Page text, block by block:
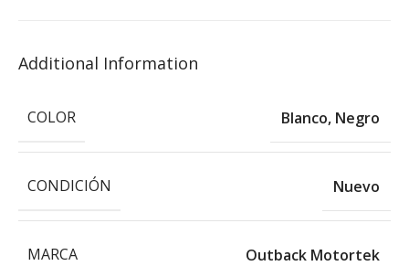
Additional Information
COLOR Blanco, Negro
CONDICIÓN Nuevo
MARCA Outback Motortek